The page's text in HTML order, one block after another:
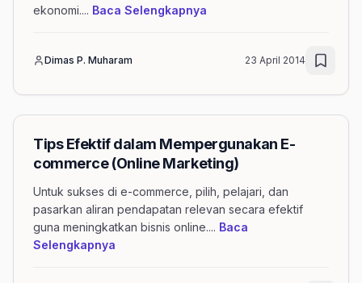
ekonomi.... Baca Selengkapnya
Dimas P. Muharam 23 April 2014
Tips Efektif dalam Mempergunakan E-
commerce (Online Marketing)
Untuk sukses di e-commerce, pilih, pelajari, dan
pasarkan aliran pendapatan relevan secara efektif
guna meningkatkan bisnis online.... Baca
Selengkapnya